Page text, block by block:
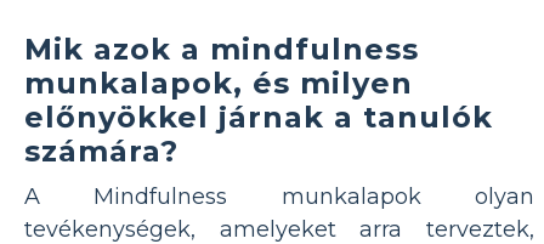
Mik azok a mindfulness
munkalapok, és milyen
előnyökkel járnak a tanulók
számára?
A Mindfulness munkalapok olyan
tevékenységek, amelyeket arra terveztek,